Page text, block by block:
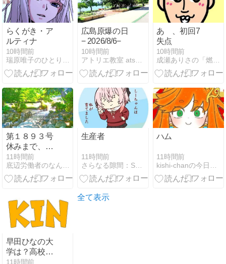
らくがき・ア
ルティナ
10時間前
瑞原唯子のひとりごと
広島原爆の日
− 2026/8/6−
10時間前
アトリエ教室 atsuseko 幸せの階段へ
あゝ、初回7
失点
10時間前
成瀬ありさの「燃えろ！ベイスターズ」
第１８９３号
休みまで、あ
と少し
11時間前
底辺労働者のなんてことない加工画像集
生産者
11時間前
さらなる隙間：SC-LD（毎日絵をかこう）
ハム
11時間前
早田ひなの大
学は？高校や
プロフィー
11時間前
全て表示